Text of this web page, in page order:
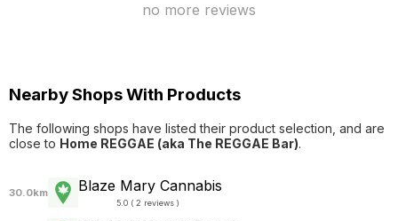
no more reviews
Nearby Shops With Products
The following shops have listed their product selection, and are
close to Home REGGAE (aka The REGGAE Bar).
30.0km Blaze Mary Cannabis
5.0 ( 2 reviews )